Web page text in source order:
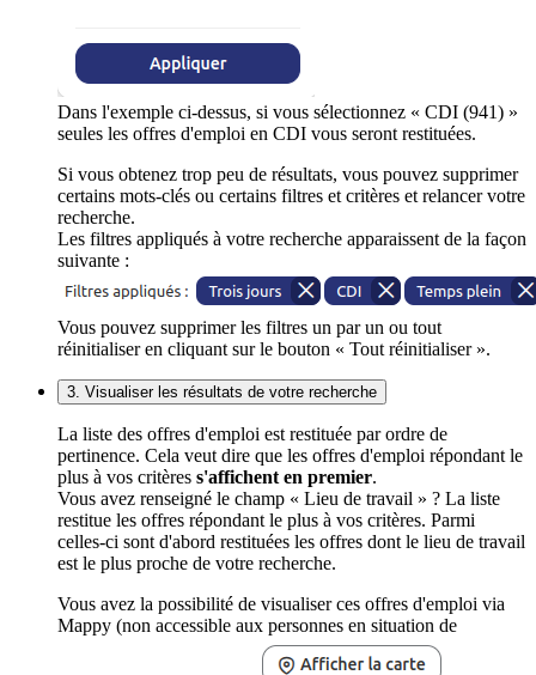
Dans l'exemple ci-dessus, si vous sélectionnez « CDI (941) »
seules les offres d'emploi en CDI vous seront restituées.
Si vous obtenez trop peu de résultats, vous pouvez supprimer
certains mots-clés ou certains filtres et critères et relancer votre
recherche.
Les filtres appliqués à votre recherche apparaissent de la façon
suivante :
Vous pouvez supprimer les filtres un par un ou tout
réinitialiser en cliquant sur le bouton « Tout réinitialiser ».
3. Visualiser les résultats de votre recherche
La liste des offres d'emploi est restituée par ordre de
pertinence. Cela veut dire que les offres d'emploi répondant le
plus à vos critères s'affichent en premier.
Vous avez renseigné le champ « Lieu de travail » ? La liste
restitue les offres répondant le plus à vos critères. Parmi
celles-ci sont d'abord restituées les offres dont le lieu de travail
est le plus proche de votre recherche.
Vous avez la possibilité de visualiser ces offres d'emploi via
Mappy (non accessible aux personnes en situation de